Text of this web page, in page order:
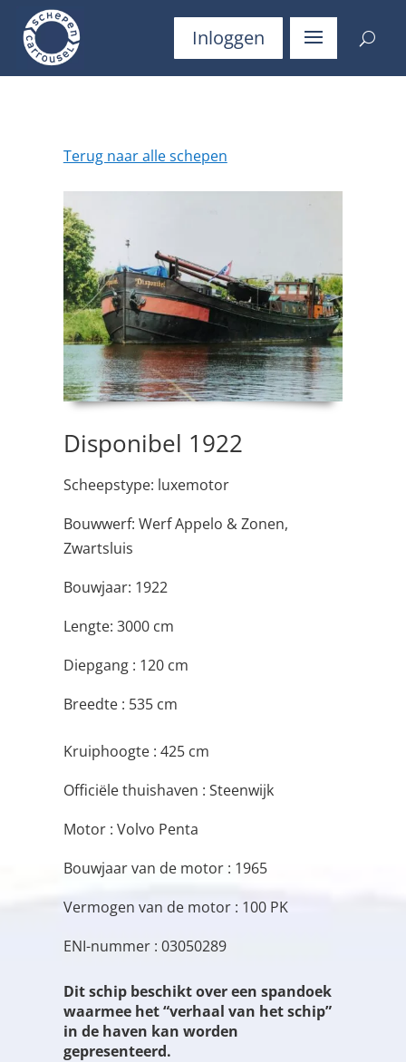
Inloggen
Terug naar alle schepen
Disponibel 1922
Scheepstype: luxemotor
Bouwwerf: Werf Appelo & Zonen,
Zwartsluis
Bouwjaar: 1922
Lengte: 3000 cm
Diepgang : 120 cm
Breedte : 535 cm
Kruiphoogte : 425 cm
Officiële thuishaven : Steenwijk
Motor : Volvo Penta
Bouwjaar van de motor : 1965
Vermogen van de motor : 100 PK
ENI-nummer : 03050289
Dit schip beschikt over een spandoek
waarmee het “verhaal van het schip”
in de haven kan worden
gepresenteerd.